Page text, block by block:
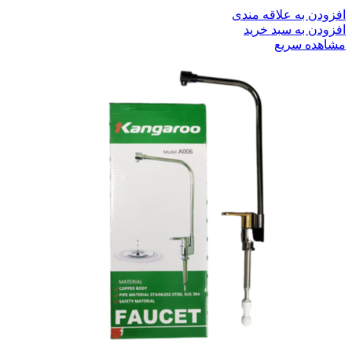
افزودن به علاقه مندی
افزودن به سبد خرید
مشاهده سریع